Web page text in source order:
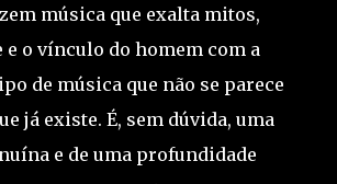
música que exalta mitos,
e o vínculo do homem com a
de música que não se parece
já existe. É, sem dúvida, uma
e de uma profundidade